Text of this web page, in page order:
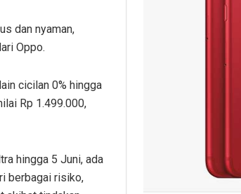
dan nyaman,
Oppo.
cicilan 0% hingga
Rp 1.499.000,
hingga 5 Juni, ada
berbagai risiko,